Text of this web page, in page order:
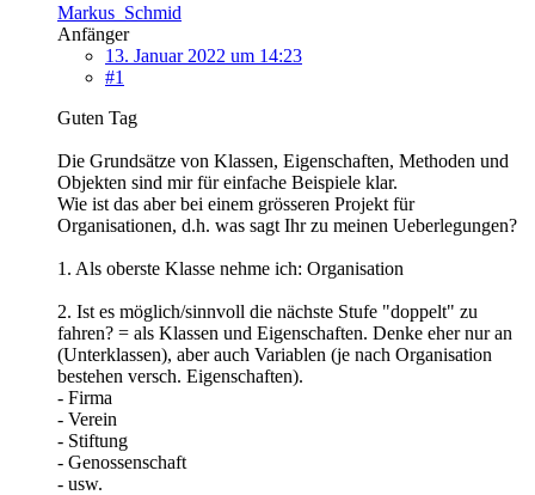
Markus_Schmid
Anfänger
13. Januar 2022 um 14:23
#1
Guten Tag
Die Grundsätze von Klassen, Eigenschaften, Methoden und
Objekten sind mir für einfache Beispiele klar.
Wie ist das aber bei einem grösseren Projekt für
Organisationen, d.h. was sagt Ihr zu meinen Ueberlegungen?
1. Als oberste Klasse nehme ich: Organisation
2. Ist es möglich/sinnvoll die nächste Stufe "doppelt" zu
fahren? = als Klassen und Eigenschaften. Denke eher nur an
(Unterklassen), aber auch Variablen (je nach Organisation
bestehen versch. Eigenschaften).
- Firma
- Verein
- Stiftung
- Genossenschaft
- usw.